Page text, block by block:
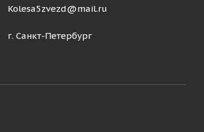
Kolesa5zvezd@mail.ru
г. Санкт-Петербург